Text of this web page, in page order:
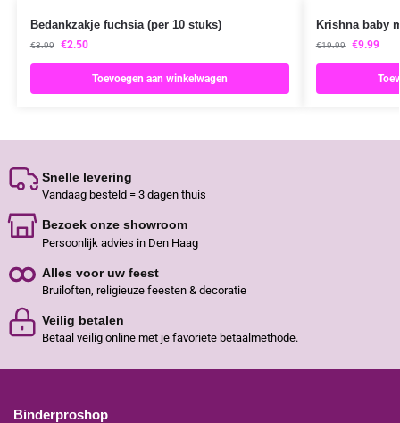
Bedankzakje fuchsia (per 10 stuks)
€3.99 €2.50
Toevoegen aan winkelwagen
Krishna baby
€19.99 €9.99
Snelle levering
Vandaag besteld = 3 dagen thuis
Bezoek onze showroom
Persoonlijk advies in Den Haag
Alles voor uw feest
Bruiloften, religieuze feesten & decoratie
Veilig betalen
Betaal veilig online met je favoriete betaalmethode.
Binderproshop